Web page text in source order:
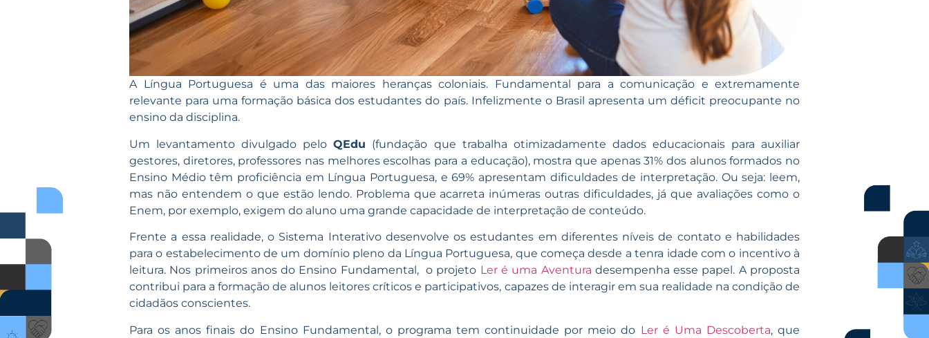
A Língua Portuguesa é uma das maiores heranças coloniais. Fundamental para a comunicação e extremamente
relevante para uma formação básica dos estudantes do país. Infelizmente o Brasil apresenta um déficit preocupante no
ensino da disciplina.
Um levantamento divulgado peloQEdu (fundação que trabalha otimizadamente dados educacionais para auxiliar
gestores, diretores, professores nas melhores escolhas para a educação), mostra que apenas 31% dos alunos formados no
Ensino Médio têm proficiência em Língua Portuguesa, e 69% apresentam dificuldades de interpretação. Ou seja: leem,
mas não entendem o que estão lendo. Problema que acarreta inúmeras outras dificuldades, já que avaliações como o
Enem, por exemplo, exigem do aluno uma grande capacidade de interpretação de conteúdo.
Frente a essa realidade, o Sistema Interativo desenvolve os estudantes em diferentes níveis de contato e habilidades
para o estabelecimento de um domínio pleno da Língua Portuguesa, que começa desde a tenra idade com o incentivo à
leitura. Nos primeiros anos do Ensino Fundamental, o projeto Ler é uma Aventura desempenha esse papel. A proposta
contribui para a formação de alunos leitores críticos e participativos, capazes de interagir em sua realidade na condição de
cidadãos conscientes.
Para os anos finais do Ensino Fundamental, o programa tem continuidade por meio do Ler é Uma Descoberta, que